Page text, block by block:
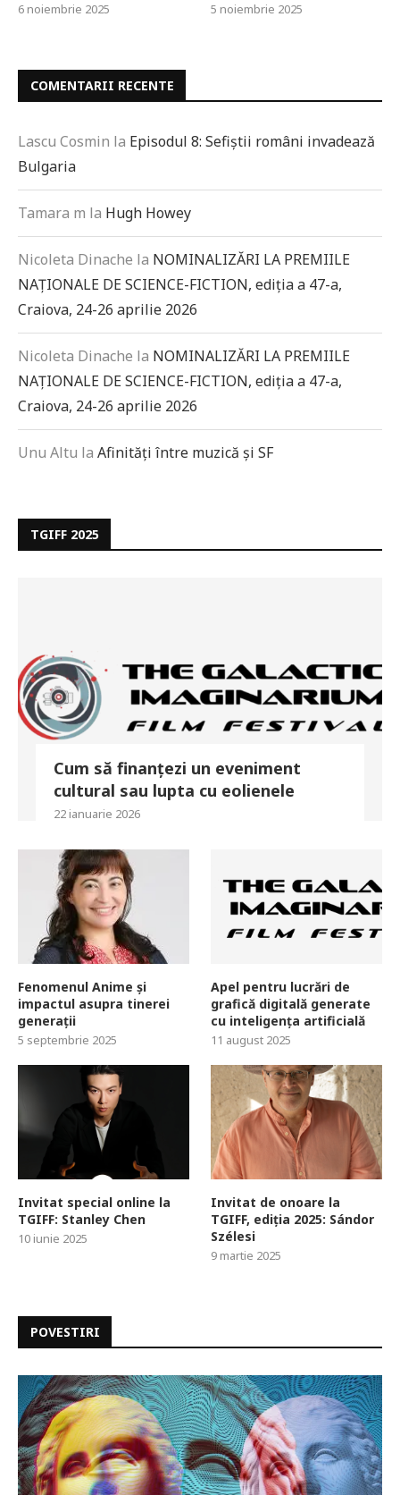
6 noiembrie 2025 5 noiembrie 2025
COMENTARII RECENTE
Lascu Cosmin la Episodul 8: Sefiștii români invadează
Bulgaria
Tamara m la Hugh Howey
Nicoleta Dinache la NOMINALIZĂRI LA PREMIILE
NAȚIONALE DE SCIENCE-FICTION, ediția a 47-a,
Craiova, 24-26 aprilie 2026
Nicoleta Dinache la NOMINALIZĂRI LA PREMIILE
NAȚIONALE DE SCIENCE-FICTION, ediția a 47-a,
Craiova, 24-26 aprilie 2026
Unu Altu la Afinități între muzică și SF
TGIFF 2025
Cum să finanțezi un eveniment
cultural sau lupta cu eolienele
22 ianuarie 2026
Fenomenul Anime și
impactul asupra tinerei
generații
5 septembrie 2025
Apel pentru lucrări de
grafică digitală generate
cu inteligența artificială
11 august 2025
Invitat special online la
TGIFF: Stanley Chen
10 iunie 2025
Invitat de onoare la
TGIFF, ediția 2025: Sándor
Szélesi
9 martie 2025
POVESTIRI